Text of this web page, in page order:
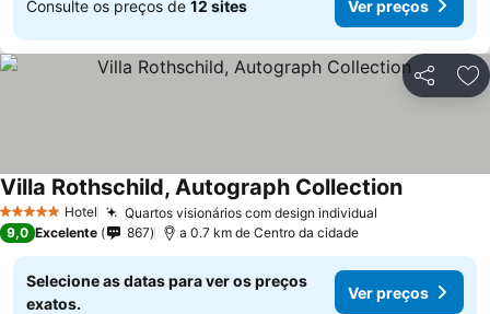
Consulte os preços de 12 sites Ver preços
Partilhar
5 Estrelas Hotel Quartos visionários com design individual
Villa Rothschild, Autograph Collection
9,0 Excelente 867 a 0.7 km de Centro da cidade
Selecione as datas para ver os preços
exatos.
Ver preços